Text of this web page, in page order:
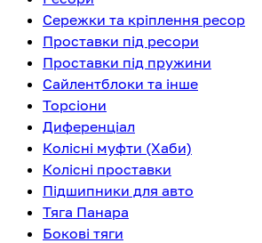
Сережки та кріплення ресор
Проставки під ресори
Проставки під пружини
Сайлентблоки та інше
Торсіони
Диференціал
Колісні муфти (Хаби)
Колісні проставки
Підшипники для авто
Тяга Панара
Бокові тяги